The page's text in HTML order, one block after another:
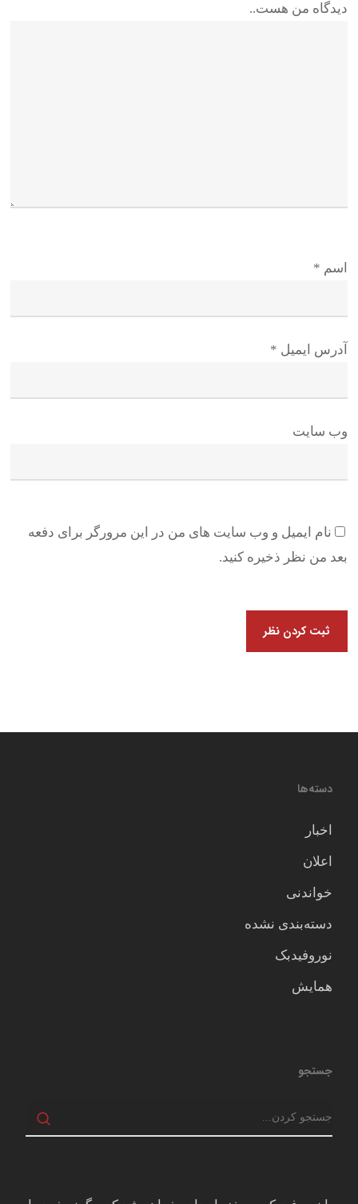
دیدگاه من هست..
اسم *
آدرس ایمیل *
وب سایت
نام ایمیل و وب سایت های من در این مرورگر برای دفعه
بعد من نظر ذخیره کنید.
دسته‌ها
اخبار
اعلان
خواندنی
دسته‌بندی نشده
نوروفیدبک
همایش
جستجو